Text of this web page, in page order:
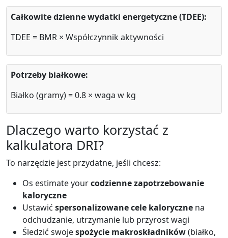
Całkowite dzienne wydatki energetyczne (TDEE):
TDEE = BMR × Współczynnik aktywności
Potrzeby białkowe:
Białko (gramy) = 0.8 × waga w kg
Dlaczego warto korzystać z
kalkulatora DRI?
To narzędzie jest przydatne, jeśli chcesz:
Os estimate yourcodzienne zapotrzebowanie
kaloryczne
Ustawić spersonalizowane cele kaloryczne na
odchudzanie, utrzymanie lub przyrost wagi
Śledzić swojespożycie makroskładników(białko,